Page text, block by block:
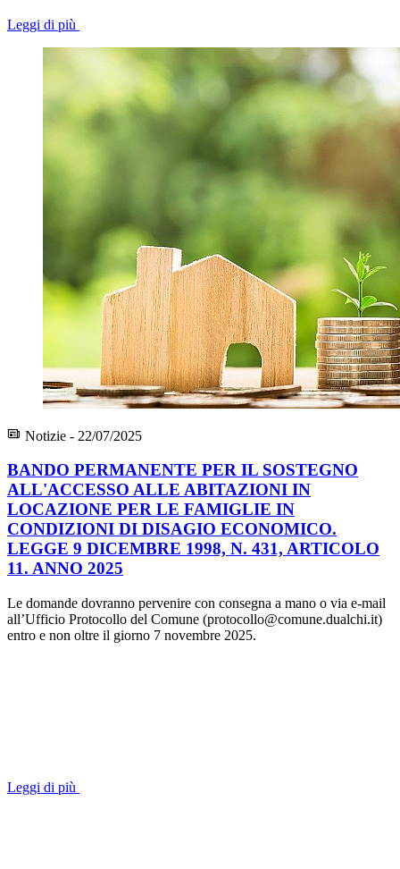
Leggi di più
Notizie - 22/07/2025
BANDO PERMANENTE PER IL SOSTEGNO
ALL'ACCESSO ALLE ABITAZIONI IN
LOCAZIONE PER LE FAMIGLIE IN
CONDIZIONI DI DISAGIO ECONOMICO.
LEGGE 9 DICEMBRE 1998, N. 431, ARTICOLO
11. ANNO 2025
Le domande dovranno pervenire con consegna a mano o via e-mail
all’Ufficio Protocollo del Comune (protocollo@comune.dualchi.it)
entro e non oltre il giorno 7 novembre 2025.
Leggi di più